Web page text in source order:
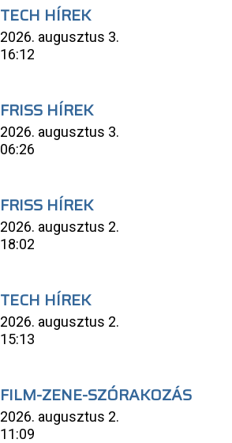
TECH HÍREK
2026. augusztus 3.
16:12
FRISS HÍREK
2026. augusztus 3.
06:26
FRISS HÍREK
2026. augusztus 2.
18:02
TECH HÍREK
2026. augusztus 2.
15:13
FILM-ZENE-SZÓRAKOZÁS
2026. augusztus 2.
11:09